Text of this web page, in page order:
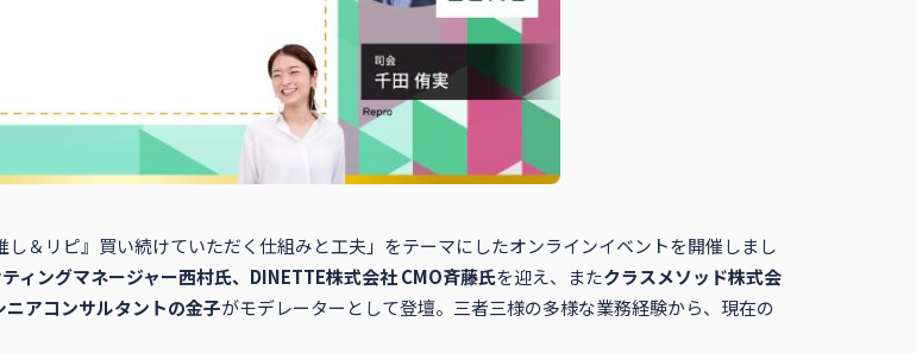
＆リピ』買い続けていただく仕組みと工夫」をテーマにしたオンラインイベントを開催しまし
ィングマネージャー西村氏、DINETTE株式会社 CMO斉藤氏を迎え、またクラスメソッド株式会
アコンサルタントの金子がモデレーターとして登壇。三者三様の多様な業務経験から、現在の